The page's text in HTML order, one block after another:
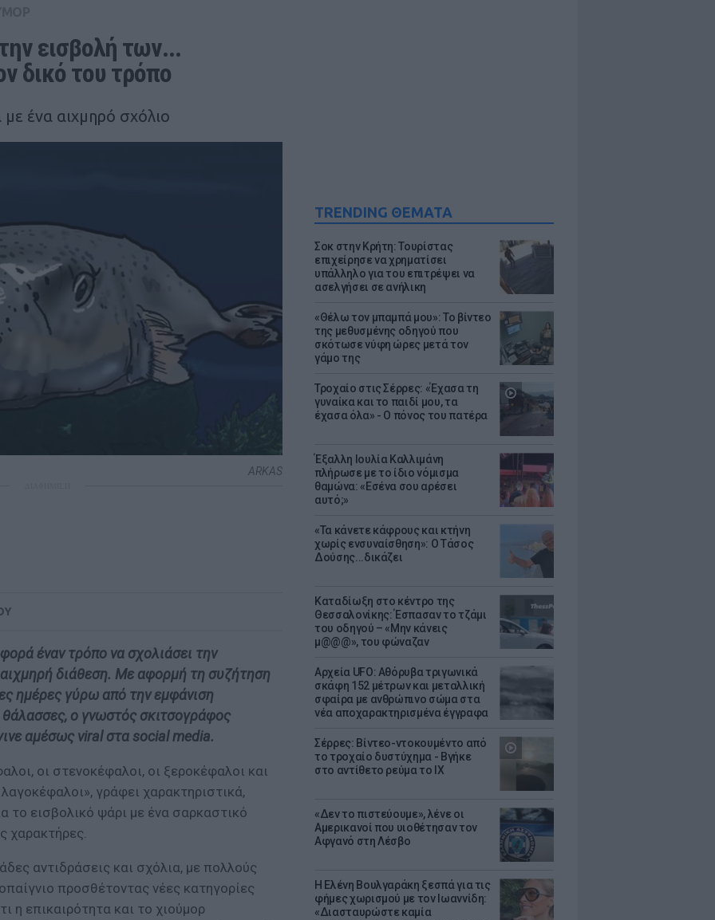
TRENDING ΘΕΜΑΤΑ
Σοκ στην Κρήτη: Τουρίστας
επιχείρησε να χρηματίσει
υπάλληλο για του επιτρέψει να
ασελγήσει σε ανήλικη
«Θέλω τον μπαμπά μου»: Το βίντεο
της μεθυσμένης οδηγού που
σκότωσε νύφη ώρες μετά τον
γάμο της
Τροχαίο στις Σέρρες: «Έχασα τη
γυναίκα και το παιδί μου, τα
έχασα όλα» - Ο πόνος του πατέρα
Έξαλλη Ιουλία Καλλιμάνη
πλήρωσε με το ίδιο νόμισμα
θαμώνα: «Εσένα σου αρέσει
αυτό;»
«Τα κάνετε κάφρους και κτήνη
χωρίς ενσυναίσθηση»: Ο Τάσος
Δούσης...δικάζει
Καταδίωξη στο κέντρο της
Θεσσαλονίκης: Έσπασαν το τζάμι
του οδηγού – «Μην κάνεις
μ@@@», του φώναζαν
Αρχεία UFO: Αθόρυβα τριγωνικά
σκάφη 152 μέτρων και μεταλλική
σφαίρα με ανθρώπινο σώμα στα
νέα αποχαρακτηρισμένα έγγραφα
Σέρρες: Βίντεο-ντοκουμέντο από
το τροχαίο δυστύχημα - Βγήκε
στο αντίθετο ρεύμα το ΙΧ
«Δεν το πιστεύουμε», λένε οι
Αμερικανοί που υιοθέτησαν τον
Αφγανό στη Λέσβο
Η Ελένη Βουλγαράκη ξεσπά για τις
φήμες χωρισμού με τον Ιωαννίδη:
«Διασταυρώστε καμία
εισβολή των...
δικό του τρόπο
ένα αιχμηρό σχόλιο
ARKAS
έναν τρόπο να σχολιάσει την
διάθεση. Με αφορμή τη συζήτηση
ημέρες γύρω από την εμφάνιση
ο γνωστός σκιτσογράφος
αμέσως viral στα social media.
οι στενοκέφαλοι, οι ξεροκέφαλοι και
γράφει χαρακτηριστικά,
το εισβολικό ψάρι με ένα σαρκαστικό
χαρακτήρες.
αντιδράσεις και σχόλια, με πολλούς
προσθέτοντας νέες κατηγορίες
η επικαιρότητα και το χιούμορ